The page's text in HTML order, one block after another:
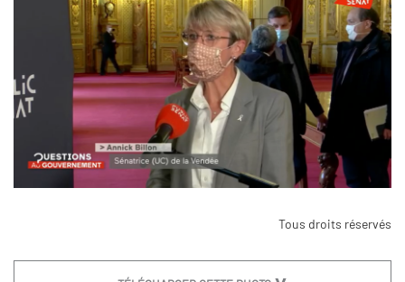
Tous droits réservés